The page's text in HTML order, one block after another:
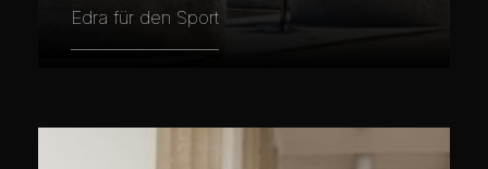
Edra für den Sport